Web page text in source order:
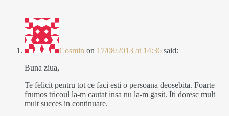
Cosmin on 17/08/2013 at 14:36 said:
Buna ziua,
Te felicit pentru tot ce faci esti o persoana deosebita. Foarte
frumos tricoul la-m cautat insa nu la-m gasit. Iti doresc mult
mult succes in continuare.